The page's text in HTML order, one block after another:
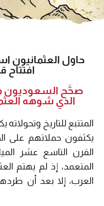
حاول العثمانيون
صحَّح السعوديون
الذي شوهه
المتتبع للتاريخ
يكثفون حملاتهم على
القرن التاسع عشر
المتعمد، إذ لم يهتم
العرب، إلا بعد أن